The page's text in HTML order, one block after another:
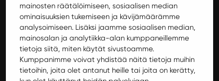
mainosten räätälöimiseen, sosiaalisen median
ominaisuuksien tukemiseen ja kävijämäärämme
analysoimiseen. Lisäksi jaamme sosiaalisen median,
mainosalan ja analytiikka-alan kumppaneillemme
tietoja siitä, miten käytät sivustoamme.
Kumppanimme voivat yhdistää näitä tietoja muihin
tietoihin, joita olet antanut heille tai joita on kerätty,
Turvallisemman tilan periaatteet
Ylioppilastalo Ilokivi ja Ilokivi Venue ovat sitoutuneet JYYn
Turvallisemman tilan periaatteiden noudattamiseen.